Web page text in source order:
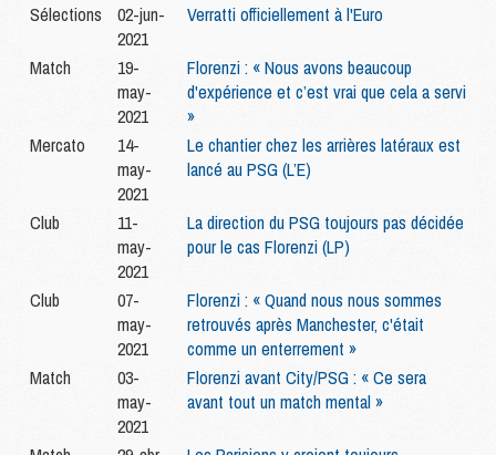
Sélections
02-jun-
2021
Verratti officiellement à l'Euro
Match
19-
may-
2021
Florenzi : « Nous avons beaucoup
d'expérience et c’est vrai que cela a servi
»
Mercato
14-
may-
2021
Le chantier chez les arrières latéraux est
lancé au PSG (L’E)
Club
11-
may-
2021
La direction du PSG toujours pas décidée
pour le cas Florenzi (LP)
Club
07-
may-
2021
Florenzi : « Quand nous nous sommes
retrouvés après Manchester, c'était
comme un enterrement »
Match
03-
may-
2021
Florenzi avant City/PSG : « Ce sera
avant tout un match mental »